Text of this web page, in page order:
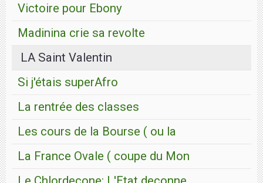
Victoire pour Ebony
Madinina crie sa revolte
LA Saint Valentin
Si j'étais superAfro
La rentrée des classes
Les cours de la Bourse ( ou la
La France Ovale ( coupe du Mon